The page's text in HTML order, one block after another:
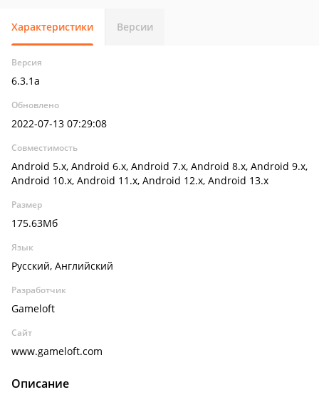
Характеристики Версии
Версия
6.3.1a
Обновлено
2022-07-13 07:29:08
Совместимость
Android 5.x, Android 6.x, Android 7.x, Android 8.x, Android 9.x,
Android 10.x, Android 11.x, Android 12.x, Android 13.x
Размер
175.63Мб
Язык
Русский, Английский
Разработчик
Gameloft
Сайт
www.gameloft.com
Описание